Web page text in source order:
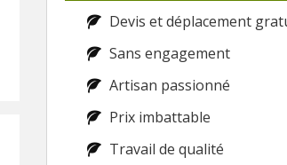
Devis et déplacement
Sans engagement
Artisan passionné
Prix imbattable
Travail de qualité